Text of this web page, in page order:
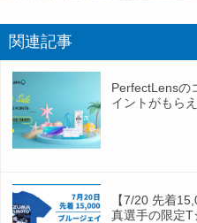
関連記事
PerfectLensの
イントがもら
【7/20 先着
真選手の限定T